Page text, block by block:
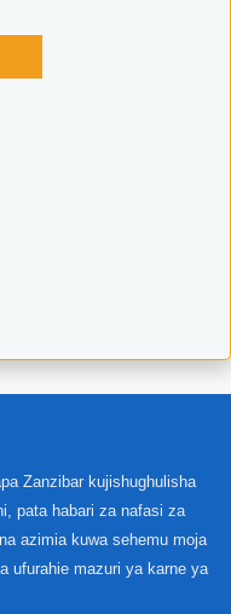
Zanzibar kujishughulisha
pata habari za nafasi za
azimia kuwa sehemu moja
ufurahie mazuri ya karne ya